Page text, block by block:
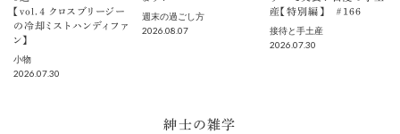
【vol.４ クロスブリージー
の冷却ミストハンディファ
ン】
小物
2026.07.30
週末の過ごし方
2026.08.07
産【特別編】 ＃166
接待と手土産
2026.07.30
紳士の雑学